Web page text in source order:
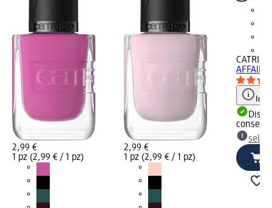
2,99 €
1 pz (2,99 € / 1 pz)
2,99 €
1 pz (2,99 € / 1 pz)
CATRICE
AFFAIR